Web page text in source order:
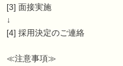
[3] 面接実施
↓
[4] 採用決定のご連絡
≪注意事項≫